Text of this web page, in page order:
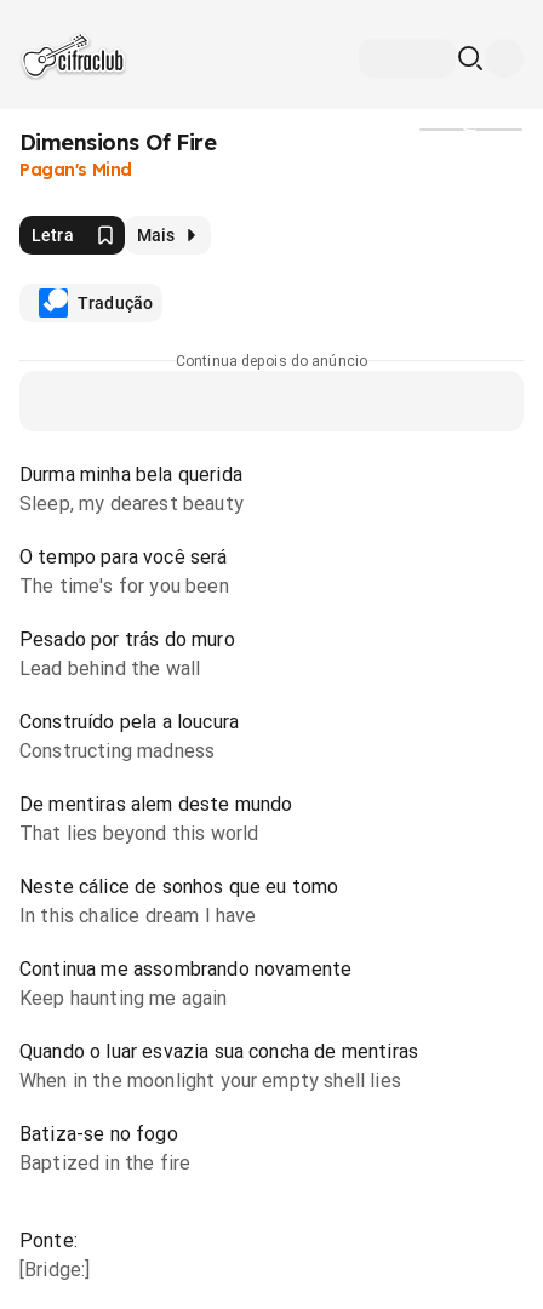
Dimensions Of Fire
Pagan's Mind
Letra Mais
Tradução
Continua depois do anúncio
Durma minha bela querida
Sleep, my dearest beauty
O tempo para você será
The time's for you been
Pesado por trás do muro
Lead behind the wall
Construído pela a loucura
Constructing madness
De mentiras alem deste mundo
That lies beyond this world
Neste cálice de sonhos que eu tomo
In this chalice dream I have
Continua me assombrando novamente
Keep haunting me again
Quando o luar esvazia sua concha de mentiras
When in the moonlight your empty shell lies
Batiza-se no fogo
Baptized in the fire
Ponte:
[Bridge:]